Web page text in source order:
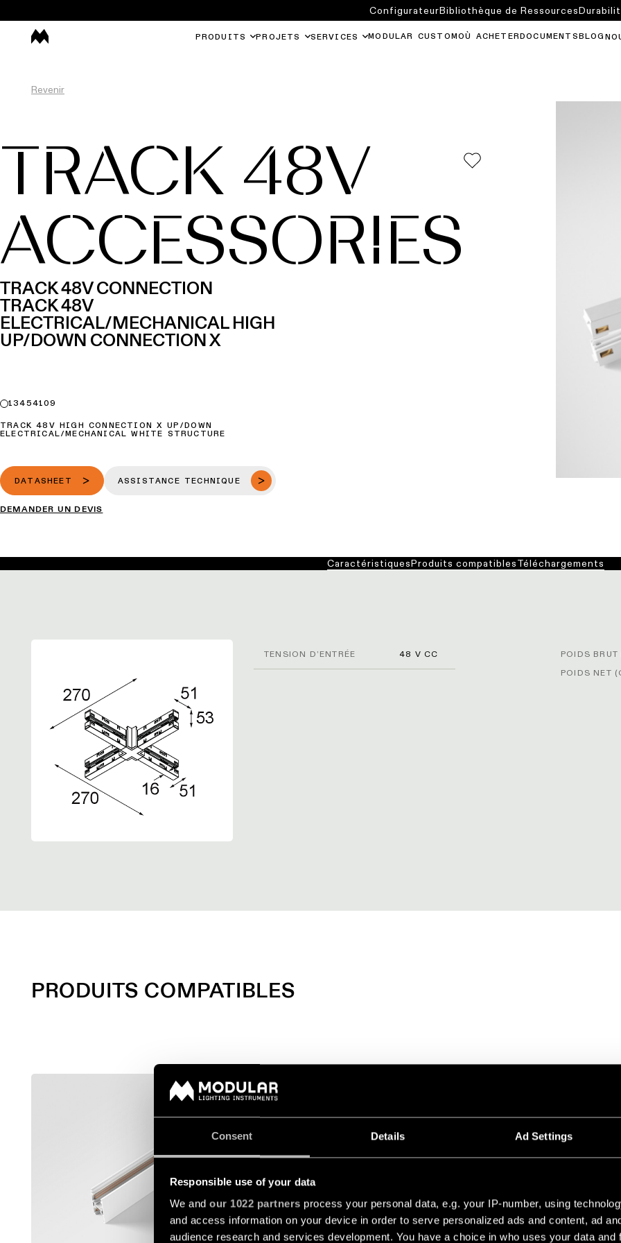
Consent Details Ad Settings
Responsible use of your data
We and our 1022 partners process your personal data, e.g. your IP-number, using
and access information on your device in order to serve personalized ads and content, ad
audience research and services development. You have a choice in who uses your data and
PRODUITS PROJETS SERVICES MODULAR CUSTOM OÙ ACHETER DOCUMENTS BLOG
ConfigurateurBibliothèque de Ressources
Revenir
TRACK 48V
ACCESSORIES
TRACK 48V CONNECTION
TRACK 48V
ELECTRICAL/MECHANICAL HIGH
UP/DOWN CONNECTION X
13454109
TRACK 48V HIGH CONNECTION X UP/DOWN
ELECTRICAL/MECHANICAL WHITE STRUCTURE
DATASHEET ASSISTANCE TECHNIQUE
DEMANDER UN DEVIS
CaractéristiquesProduits compatiblesTéléchargements
TENSION D’ENTRÉE 48 V CC POIDS BRUT
POIDS NET
PRODUITS COMPATIBLES
TRACK 48V PROFILE SUSPENDED UP/DOWN
12360109 TRACK 48V HIGH PROFILE SUSPENDED UP/DOWN
12360209 TRACK 48V HIGH PROFILE SUSPENDED UP/DOWN